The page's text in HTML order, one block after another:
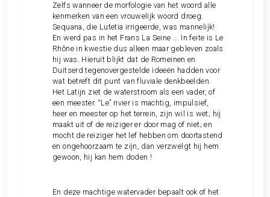
Zelfs wanneer de morfologie van het woord alle
kenmerken van een vrouwelijk woord droeg.
Sequana, die Lutetia irrigeerde, was mannelijk!
En werd pas in het Frans La Seine ... In feite is Le
Rhône in kwestie dus alleen maar gebleven zoals
hij was. Hieruit blijkt dat de Romeinen en
Duitserd tegenovergestelde ideeën hadden voor
wat betreft dit punt van fluviale denkbeelden.
Het Latijn ziet de waterstroom als een vader, of
een meester. “Le” rivier is machtig, impulsief,
heer en meester op het terrein, zijn wil is wet; hij
maakt uit of de reiziger er door mag of niet; en
mocht de reiziger het lef hebben om doortastend
en ongehoorzaam te zijn, dan verzwelgt hij hem
gewoon, hij kan hem doden !
En deze machtige watervader bepaalt ook of het